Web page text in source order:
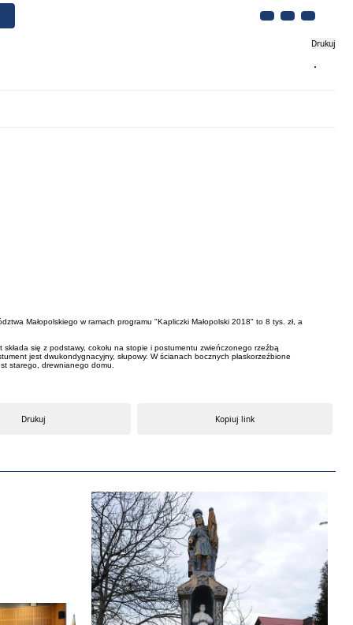
Drukuj
Małopolskiego w ramach programu "Kapliczki Małopolski 2018" to 8 tys. zł, a
się z podstawy, cokołu na stopie i postumentu zwieńczonego rzeźbą
jest dwukondygnacyjny, słupowy. W ścianach bocznych płaskorzeźbione
starego, drewnianego domu.
Drukuj Kopiuj link